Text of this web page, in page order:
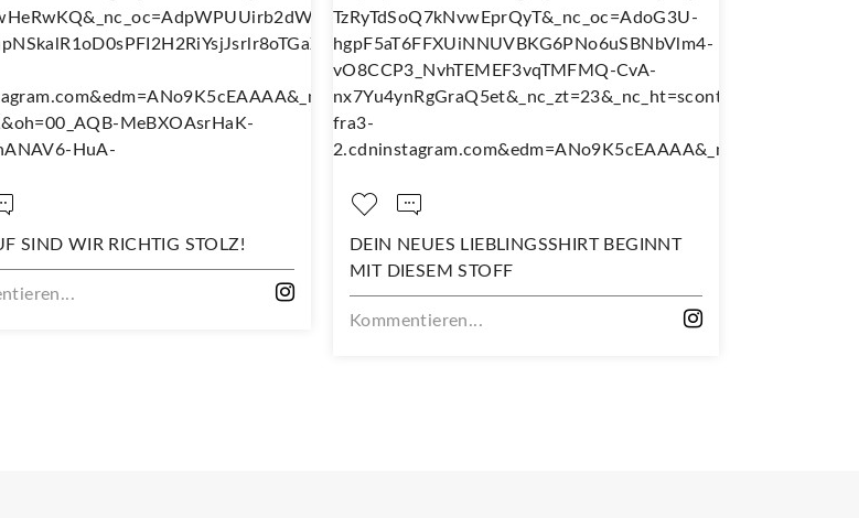
SIND WIR RICHTIG STOLZ!
DEIN NEUES LIEBLINGSSHIRT BEGINNT
MIT DIESEM STOFF
Kommentieren...